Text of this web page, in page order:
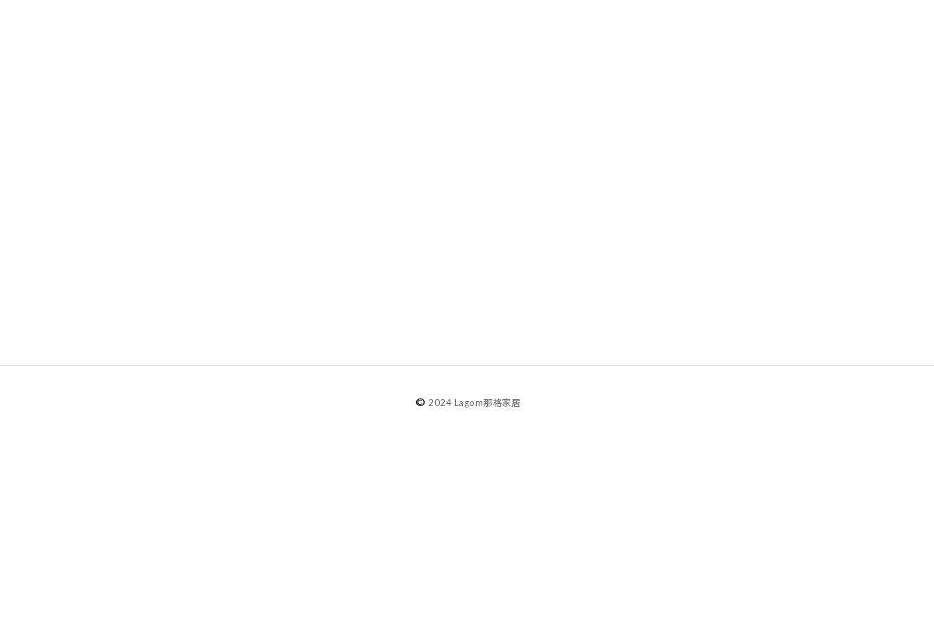
© 2024 Lagom那格家居